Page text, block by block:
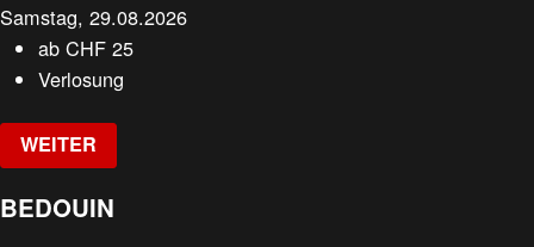
Samstag, 29.08.2026
abCHF 25
Verlosung
WEITER
BEDOUIN